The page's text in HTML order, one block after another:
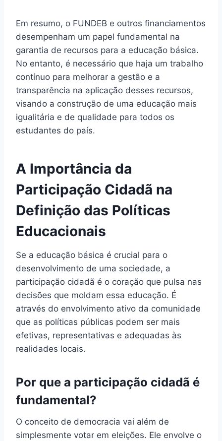
Em resumo, o FUNDEB e outros financiamentos
desempenham um papel fundamental na
garantia de recursos para a educação básica.
No entanto, é necessário que haja um trabalho
contínuo para melhorar a gestão e a
transparência na aplicação desses recursos,
visando a construção de uma educação mais
igualitária e de qualidade para todos os
estudantes do país.
A Importância da
Participação Cidadã na
Definição das Políticas
Educacionais
Se a educação básica é crucial para o
desenvolvimento de uma sociedade, a
participação cidadã é o coração que pulsa nas
decisões que moldam essa educação. É
através do envolvimento ativo da comunidade
que as políticas públicas podem ser mais
efetivas, representativas e adequadas às
realidades locais.
Por que a participação cidadã é
fundamental?
O conceito de democracia vai além de
simplesmente votar em eleições. Ele envolve o